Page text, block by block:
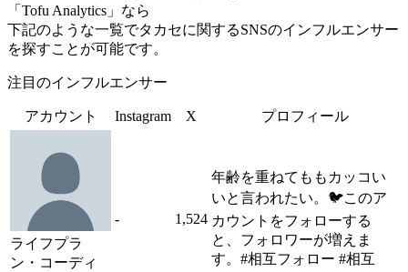
「Tofu Analytics」なら
下記のような一覧でタカセに関するSNSのインフルエンサー
を探すことが可能です。
注目のインフルエンサー
アカウント Instagram X プロフィール
ライフプラ
ン・コーディ
- 1,524
年齢を重ねてももカッコい
いと言われたい。🐦このア
カウントをフォローする
と、フォロワーが増えま
す。#相互フォロー #相互